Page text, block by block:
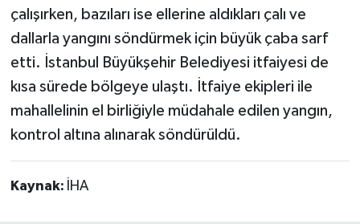
çalışırken, bazıları ise ellerine aldıkları çalı ve
dallarla yangını söndürmek için büyük çaba sarf
etti. İstanbul Büyükşehir Belediyesi itfaiyesi de
kısa sürede bölgeye ulaştı. İtfaiye ekipleri ile
mahallelinin el birliğiyle müdahale edilen yangın,
kontrol altına alınarak söndürüldü.
Kaynak: İHA